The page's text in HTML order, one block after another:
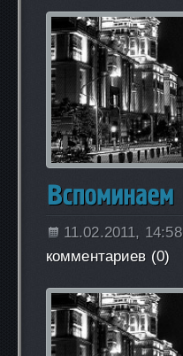
11.02.2011, 14:58
комментариев (0)